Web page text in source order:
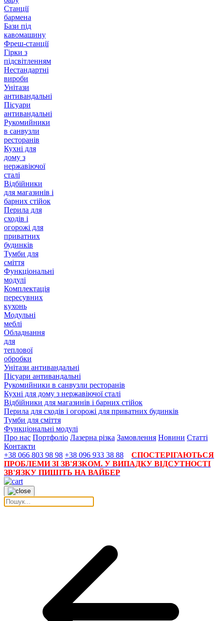
Станції
бармена
Бази під
кавомашину
Фреш-станції
Гірки з
підсвітленням
Нестандартні
вироби
Унітази
антивандальні
Пісуари
антивандальні
Рукомийники
в санвузли
ресторанів
Кухні для
дому з
нержавіючої
сталі
Відбійники
для магазинів і
барних стійок
Перила для
сходів і
огорожі для
приватних
будинків
Тумби для
сміття
Функціональні
модулі
Комплектація
пересувних
кухонь
Модульні
меблі
Обладнання
для
теплової
обробки
Унітази антивандальні
Пісуари антивандальні
Рукомийники в санвузли ресторанів
Кухні для дому з нержавіючої сталі
Відбійники для магазинів і барних стійок
Перила для сходів і огорожі для приватних будинків
Тумби для сміття
Функціональні модулі
Про нас Портфоліо Лазерна різка Замовлення Новини Статті
Контакти
+38 066 803 98 98 +38 096 933 38 88
СПОСТЕРІГАЮТЬСЯ
ПРОБЛЕМИ ЗІ ЗВ'ЯЗКОМ. У ВИПАДКУ ВІДСУТНОСТІ
ЗВ'ЯЗКУ ПИШІТЬ НА ВАЙБЕР